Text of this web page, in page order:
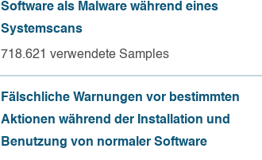
Software als Malware während eines
Systemscans
718.621 verwendete Samples
Fälschliche Warnungen vor bestimmten
Aktionen während der Installation und
Benutzung von normaler Software